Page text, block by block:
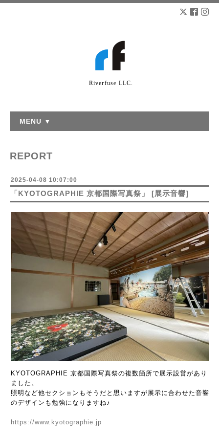
Riverfuse LLC.
MENU ▼
REPORT
2025-04-08 10:07:00
「KYOTOGRAPHIE 京都国際写真祭」 [展示音響]
KYOTOGRAPHIE 京都国際写真祭の複数箇所で展示設営があり
ました。
照明など他セクションもそうだと思いますが展示に合わせた音響
のデザインも勉強になりますね♪
https://www.kyotographie.jp